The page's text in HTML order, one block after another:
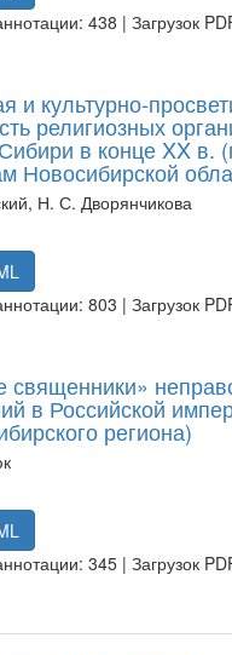
438 | Загрузок
и культурно-
религиозных
в конце XX в.
Новосибирской
Н. С. Дворянчикова
803 | Загрузок
священники»
в Российской
региона)
345 | Загрузок